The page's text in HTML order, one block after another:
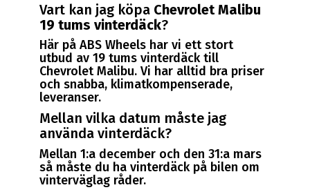
Vart kan jag köpa Chevrolet Malibu
19 tums vinterdäck?
Här på ABS Wheels har vi ett stort
utbud av 19 tums vinterdäck till
Chevrolet Malibu. Vi har alltid bra priser
och snabba, klimatkompenserade,
leveranser.
Mellan vilka datum måste jag
använda vinterdäck?
Mellan 1:a december och den 31:a mars
så måste du ha vinterdäck på bilen om
vinterväglag råder.